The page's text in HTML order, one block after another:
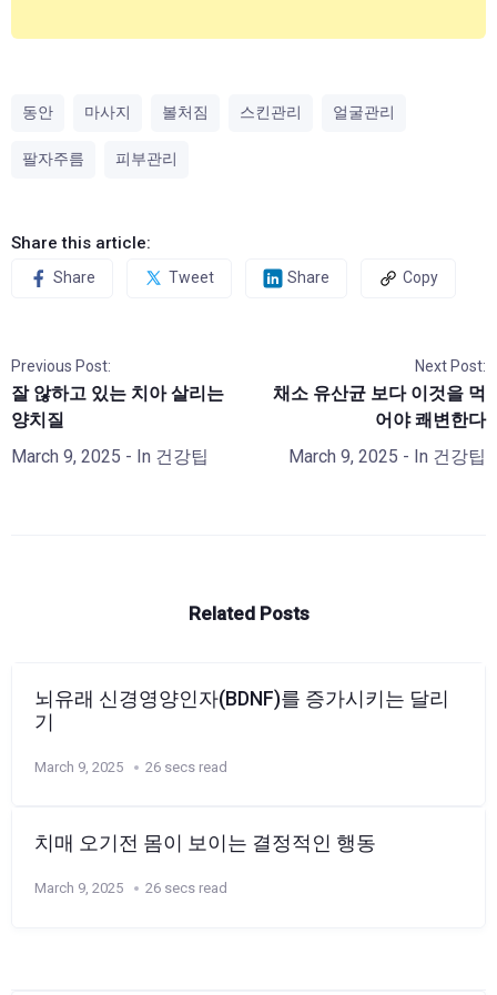
동안 마사지 볼처짐 스킨관리 얼굴관리
팔자주름 피부관리
Share this article:
Share Tweet Share Copy
Previous Post:
잘 않하고 있는 치아 살리는
양치질
March 9, 2025 - In 건강팁
Next Post:
채소 유산균 보다 이것을 먹
어야 쾌변한다
March 9, 2025 - In 건강팁
Related Posts
뇌유래 신경영양인자(BDNF)를 증가시키는 달리
기
March 9, 2025 26 secs read
치매 오기전 몸이 보이는 결정적인 행동
March 9, 2025 26 secs read